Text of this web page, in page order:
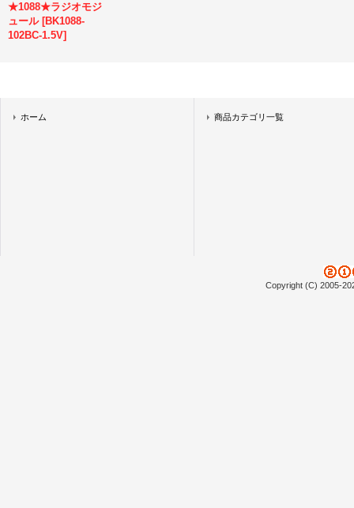
★1088★ラジオモジ
ュール [BK1088-
102BC-1.5V]
ホーム 商品カテゴリ一覧
Copyright (C) 2005-